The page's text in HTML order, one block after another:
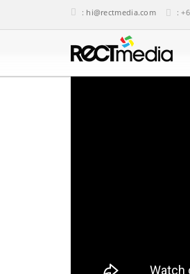
: hi@rectmedia.com :